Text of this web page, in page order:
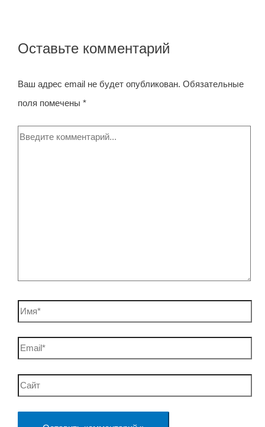
Оставьте комментарий
Ваш адрес email не будет опубликован. Обязательные
поля помечены*
Введите
Имя*
Email*
Сайт